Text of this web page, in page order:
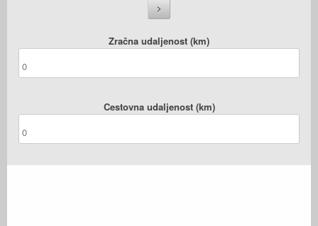
Zračna udaljenost (km)
Cestovna udaljenost (km)